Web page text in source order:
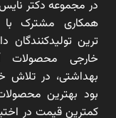
در مجموعه دکتر
همکاری مشترک با
ترین تولیدکنندگان
خارجی محصولات
بهداشتی، در تلاش
بود بهترین
کمترین قیمت در